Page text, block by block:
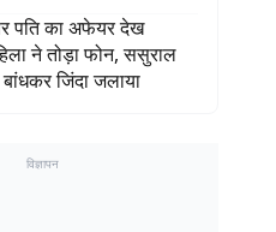
पति का अफेयर देख
ने तोड़ा फोन, ससुराल
जिंदा जलाया
विज्ञापन